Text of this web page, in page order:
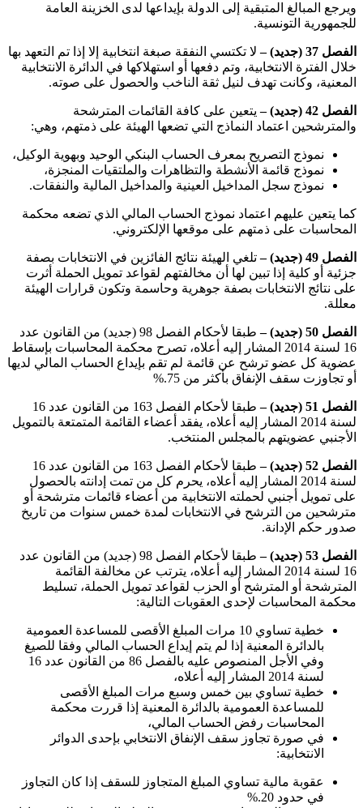
ويرجع المبالغ المتبقية إلى الدولة بإيداعها لدى الخزينة العامة
للجمهورية التونسية.
الفصل 37 (جديد) –
لا تكتسي النفقة صبغة انتخابية إلا إذا تم التعهد بها
خلال الفترة الانتخابية، وتم دفعها أو استهلاكها في الدائرة الانتخابية
المعنية، وكانت تهدف لنيل ثقة الناخب والحصول على صوته.
الفصل 42 (جديد) –
يتعين على كافة القائمات المترشحة
والمترشحين اعتماد النماذج التي تضعها الهيئة على ذمتهم، وهي:
نموذج التصريح بمعرف الحساب البنكي الوحيد وبهوية الوكيل،
نموذج قائمة الأنشطة والتظاهرات والملتقيات المنجزة،
نموذج سجل المداخيل العينية والمداخيل المالية والنفقات.
كما يتعين عليهم اعتماد نموذج الحساب المالي الذي تضعه محكمة
المحاسبات على ذمتهم على موقعها الإلكتروني.
الفصل 49 (جديد) –
تلغي الهيئة نتائج الفائزين في الانتخابات بصفة
جزئية أو كلية إذا تبين لها أن مخالفتهم لقواعد تمويل الحملة أثرت
على نتائج الانتخابات بصفة جوهرية وحاسمة وتكون قرارات الهيئة
معللة.
الفصل 50 (جديد) –
طبقا لأحكام الفصل 98 (جديد) من القانون عدد
16 لسنة 2014 المشار إليه أعلاه، تصرح محكمة المحاسبات بإسقاط
عضوية كل عضو ترشح عن قائمة لم تقم بإيداع الحساب المالي لديها
أو تجاوزت سقف الإنفاق بأكثر من 75
%.
الفصل 51 (جديد) –
طبقا لأحكام الفصل 163 من القانون عدد 16
لسنة 2014 المشار إليه أعلاه، يفقد أعضاء القائمة المتمتعة بالتمويل
الأجنبي عضويتهم بالمجلس المنتخب.
الفصل 52 (جديد) –
طبقا لأحكام الفصل 163 من القانون عدد 16
لسنة 2014 المشار إليه أعلاه، يحرم كل من تمت إدانته بالحصول
على تمويل أجنبي لحملته الانتخابية من أعضاء قائمات مترشحة أو
مترشحين من الترشح في الانتخابات لمدة خمس سنوات من تاريخ
صدور حكم الإدانة.
الفصل 53 (جديد) –
طبقا لأحكام الفصل 98 (جديد) من القانون عدد
16 لسنة 2014 المشار إليه أعلاه، يترتب عن مخالفة القائمة
المترشحة أو المترشح أو الحزب لقواعد تمويل الحملة، تسليط
محكمة المحاسبات لإحدى العقوبات التالية:
خطية تساوي 10 مرات المبلغ الأقصى للمساعدة العمومية
بالدائرة المعنية إذا لم يتم إيداع الحساب المالي وفقا للصيغ
وفي الأجل المنصوص عليه بالفصل 86 من القانون عدد 16
لسنة 2014 المشار إليه أعلاه،
خطية تساوي بين خمس وسبع مرات المبلغ الأقصى
للمساعدة العمومية بالدائرة المعنية إذا قررت محكمة
المحاسبات رفض الحساب المالي،
في صورة تجاوز سقف الإنفاق الانتخابي بإحدى الدوائر
الانتخابية:
عقوبة مالية تساوي المبلغ المتجاوز للسقف إذا كان التجاوز
في حدود 20
%.